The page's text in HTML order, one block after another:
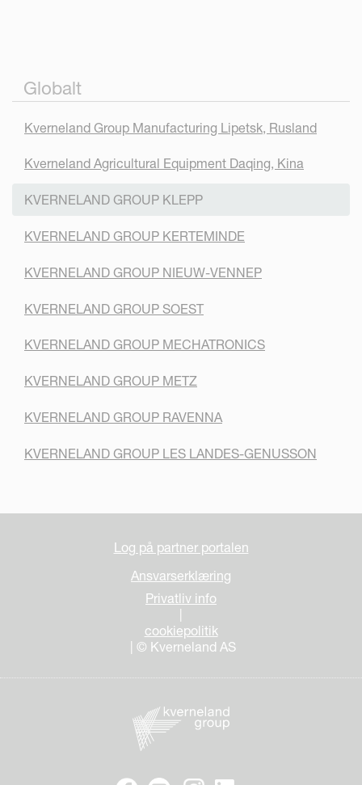
Globalt
Kverneland Group Manufacturing Lipetsk, Rusland
Kverneland Agricultural Equipment Daqing, Kina
KVERNELAND GROUP KLEPP
KVERNELAND GROUP KERTEMINDE
KVERNELAND GROUP NIEUW-VENNEP
KVERNELAND GROUP SOEST
KVERNELAND GROUP MECHATRONICS
KVERNELAND GROUP METZ
KVERNELAND GROUP RAVENNA
KVERNELAND GROUP LES LANDES-GENUSSON
Log på partner portalen
Ansvarserklæring
Privatliv info
cookiepolitik
| © Kverneland AS